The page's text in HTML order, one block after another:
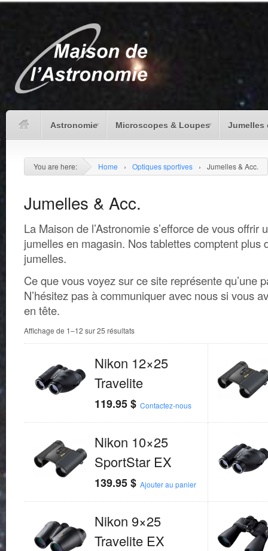
Astronomie Microscopes & Loupes Jumelles
You are here: Home › Optiques sportives › Jumelles & Acc.
Jumelles & Acc.
La Maison de l’Astronomie s’efforce de vous offrir
jumelles en magasin. Nos tablettes comptent plus
jumelles.
Ce que vous voyez sur ce site représente qu’une
N’hésitez pas à communiquer avec nous si vous
en tête.
Affichage de 1–12 sur 25 résultats
Nikon 12×25
Travelite
119.95$ Contactez-nous
Nikon 10×25
SportStar EX
139.95$ Ajouter au panier
Nikon 9×25
Travelite EX